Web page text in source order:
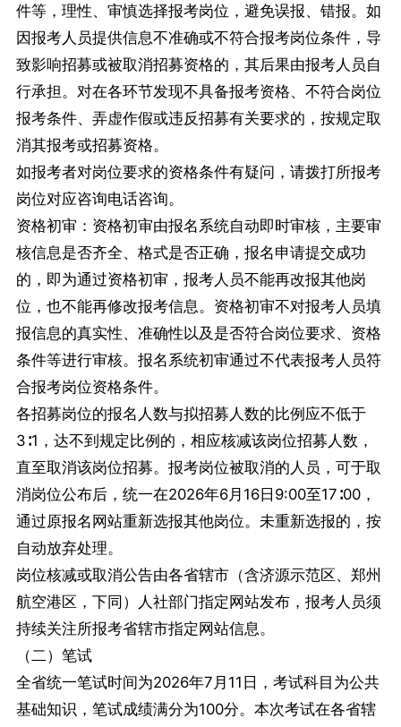
件等，理性、审慎选择报考岗位，避免误报、错报。如
因报考人员提供信息不准确或不符合报考岗位条件，导
致影响招募或被取消招募资格的，其后果由报考人员自
行承担。对在各环节发现不具备报考资格、不符合岗位
报考条件、弄虚作假或违反招募有关要求的，按规定取
消其报考或招募资格。
如报考者对岗位要求的资格条件有疑问，请拨打所报考
岗位对应咨询电话咨询。
资格初审：资格初审由报名系统自动即时审核，主要审
核信息是否齐全、格式是否正确，报名申请提交成功
的，即为通过资格初审，报考人员不能再改报其他岗
位，也不能再修改报考信息。资格初审不对报考人员填
报信息的真实性、准确性以及是否符合岗位要求、资格
条件等进行审核。报名系统初审通过不代表报考人员符
合报考岗位资格条件。
各招募岗位的报名人数与拟招募人数的比例应不低于
3∶1，达不到规定比例的，相应核减该岗位招募人数，
直至取消该岗位招募。报考岗位被取消的人员，可于取
消岗位公布后，统一在2026年6月16日9:00至17∶00，
通过原报名网站重新选报其他岗位。未重新选报的，按
自动放弃处理。
岗位核减或取消公告由各省辖市（含济源示范区、郑州
航空港区，下同）人社部门指定网站发布，报考人员须
持续关注所报考省辖市指定网站信息。
（二）笔试
全省统一笔试时间为2026年7月11日，考试科目为公共
基础知识，笔试成绩满分为100分。本次考试在各省辖